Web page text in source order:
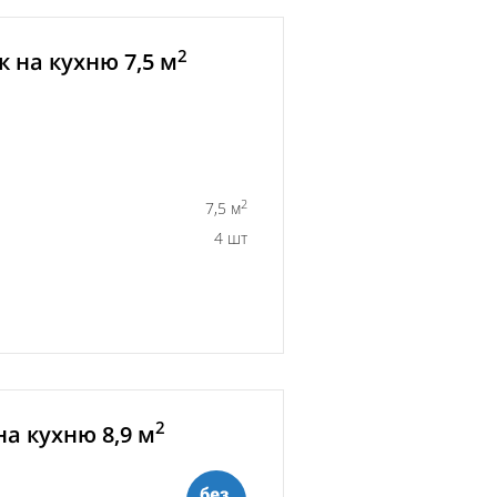
на кухню 7,5 м2
7,5 м2
4 шт
кухню 8,9 м2